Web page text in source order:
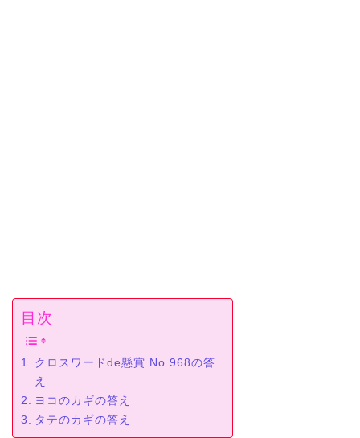
目次
クロスワードde懸賞 No.968の答
え
ヨコのカギの答え
タテのカギの答え